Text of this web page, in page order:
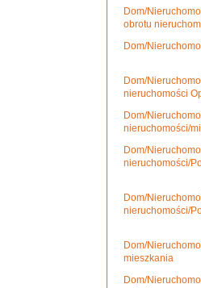
Dom/
obrotu
Dom/
Dom/
nieruchomości
Dom/
nieruchomości/
Dom/
nieruchomości/
Dom/
nieruchomości/
Dom/
mieszkania
Dom/